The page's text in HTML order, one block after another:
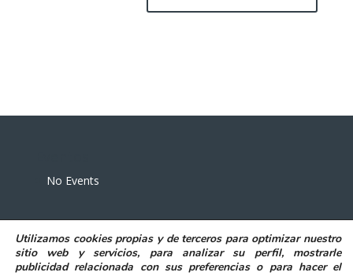
No Events
Utilizamos cookies propias y de terceros para optimizar nuestro
sitio web y servicios, para analizar su perfil, mostrarle
publicidad relacionada con sus preferencias o para hacer el